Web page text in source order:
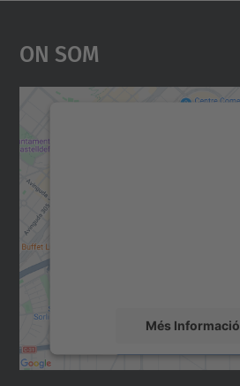
On Som
Més Informació
Accepta